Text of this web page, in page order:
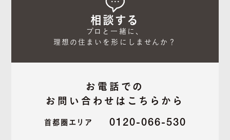
相談する
プロと一緒に、
理想の住まいを形にしませんか？
お電話での
お問い合わせはこちらから
首都圏エリア 0120-066-530